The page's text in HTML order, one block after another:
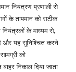
नियंत्रण प्रणाली से
के तापमान को सटीक
के माध्यम से,
है और यह सुनिश्चित करने
को
निकाल दिया जाता